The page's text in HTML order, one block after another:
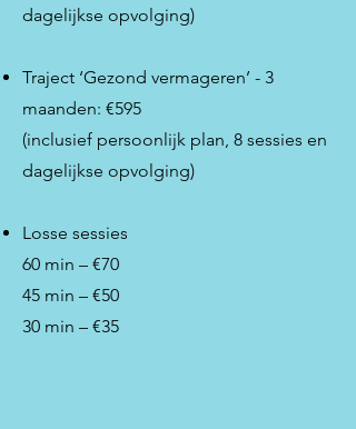
dagelijkse opvolging)
Traject ‘Gezond vermageren’ - 3
maanden: €595
(inclusief persoonlijk plan, 8 sessies en
dagelijkse opvolging)
Losse sessies
60 min – €70
45 min – €50
30 min – €35